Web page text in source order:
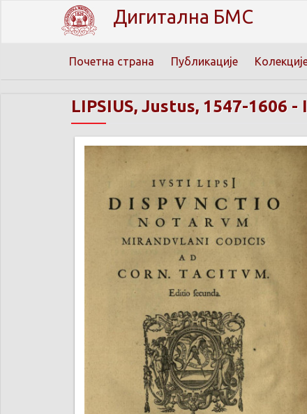
Дигитална БМС
Почетна страна Публикације
LIPSIUS, Justus, 1547-1606 -